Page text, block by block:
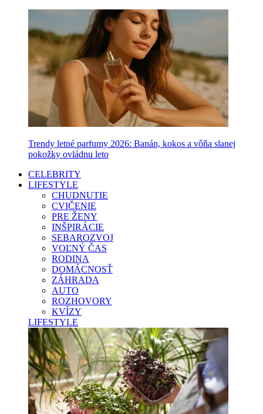
Trendy letné parfumy 2026: Banán, kokos a vôňa slanej
pokožky ovládnu leto
CELEBRITY
LIFESTYLE
CHUDNUTIE
CVIČENIE
PRE ŽENY
INŠPIRÁCIE
SEBAROZVOJ
VOĽNÝ ČAS
RODINA
DOMÁCNOSŤ
ZÁHRADA
AUTO
ROZHOVORY
KVÍZY
LIFESTYLE